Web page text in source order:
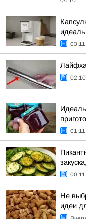
03:11
02:10
01:11
00:11
Не
идеи